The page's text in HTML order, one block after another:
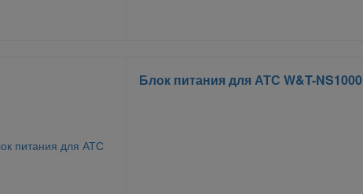
Блок питания для АТС W&T-NS1000